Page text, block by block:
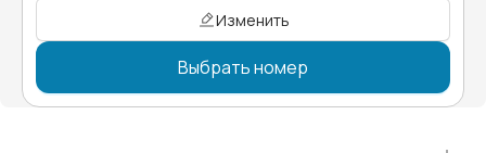
Изменить
Выбрать номер